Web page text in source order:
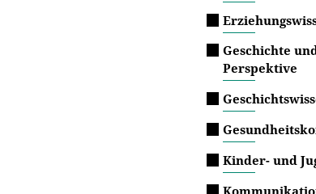
Geschichte
Perspektive
Kinder- und